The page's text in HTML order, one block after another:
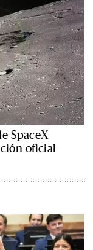
SpaceX
oficial